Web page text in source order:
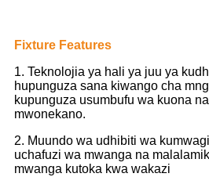
Fixture Features
1. Teknolojia ya hali ya juu ya
hupunguza sana kiwango cha
kupunguza usumbufu wa kuona
mwonekano.
2. Muundo wa udhibiti wa
uchafuzi wa mwanga na
mwanga kutoka kwa wakazi